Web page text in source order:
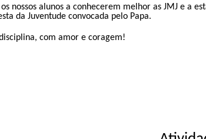
os nossos alunos a conhecerem melhor as JMJ e a
da Juventude convocada pelo Papa.
com amor e coragem!